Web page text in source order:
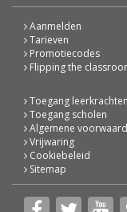
Aanmelden
Tarieven
Promotiecodes
Flipping the
Toegang leerkrachten
Toegang scholen
Algemene
Vrijwaring
Cookiebeleid
Sitemap